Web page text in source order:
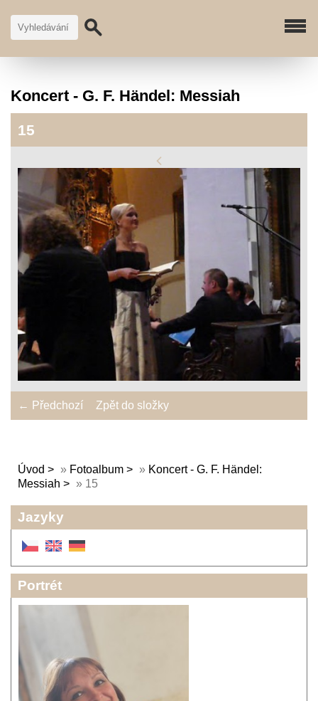
Koncert - G. F. Händel: Messiah
15
← Předchozí Zpět do složky
Úvod » Fotoalbum » Koncert - G. F. Händel:
Messiah
» 15
Jazyky
Portrét